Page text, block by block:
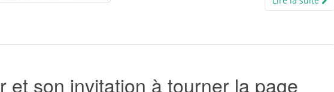
et son invitation à tourner la page